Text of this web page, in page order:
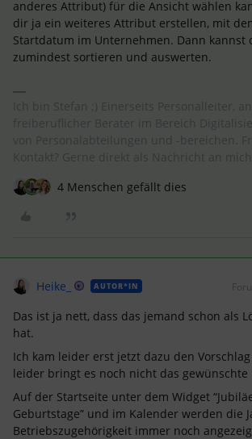
anderes Attribut) für die Ansicht wählen
dir ja ein weiteres Attribut erstellen, mit
Startdatum im Unternehmen. Dann kannst
zumindest sortieren und auswerten.
4 Menschen gefällt dies
Heike_ AUTOR*IN
Das ist ja nett, dass das jemand schon als
hat.
Ich kam leider erst jetzt dazu den
leider bringt es noch nicht das gewünschte
Auf der Startseite unter dem Widget
Geburtstage” und im Kalender werden die
Betriebszugehörigkeit immer noch